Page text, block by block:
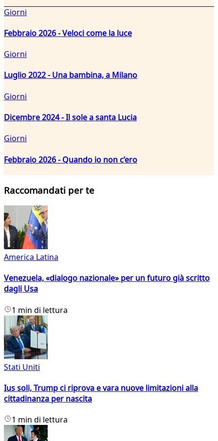
Giorni
Febbraio 2026 - Veloci come la luce
Giorni
Luglio 2022 - Una bambina, a Milano
Giorni
Dicembre 2024 - Il sole a santa Lucia
Giorni
Febbraio 2026 - Quando io non c’ero
Raccomandati per te
America Latina
Venezuela, «dialogo nazionale» per un futuro già scritto
dagli Usa
1 min di lettura
Stati Uniti
Ius soli, Trump ci riprova e vara nuove limitazioni alla
cittadinanza per nascita
1 min di lettura